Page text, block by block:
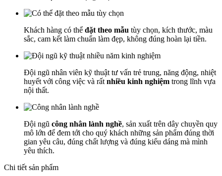
Khách hàng có thể đặt theo mẫu tùy chọn, kích thước, màu
sắc, cam kết làm chuẩn làm đẹp, không đúng hoàn lại tiền.
Đội ngũ nhân viên kỹ thuật tư vấn trẻ trung, năng động, nhiệt
huyết với công việc và rất nhiều kinh nghiệm trong lĩnh vựa
nội thất.
Đội ngũ công nhân lành nghề, sản xuất trên dây chuyền quy
mô lớn để đem tới cho quý khách những sản phẩm đúng thời
gian yêu câu, đúng chất lượng và đúng kiểu dáng mà mình
yêu thích.
Chi tiết sản phẩm